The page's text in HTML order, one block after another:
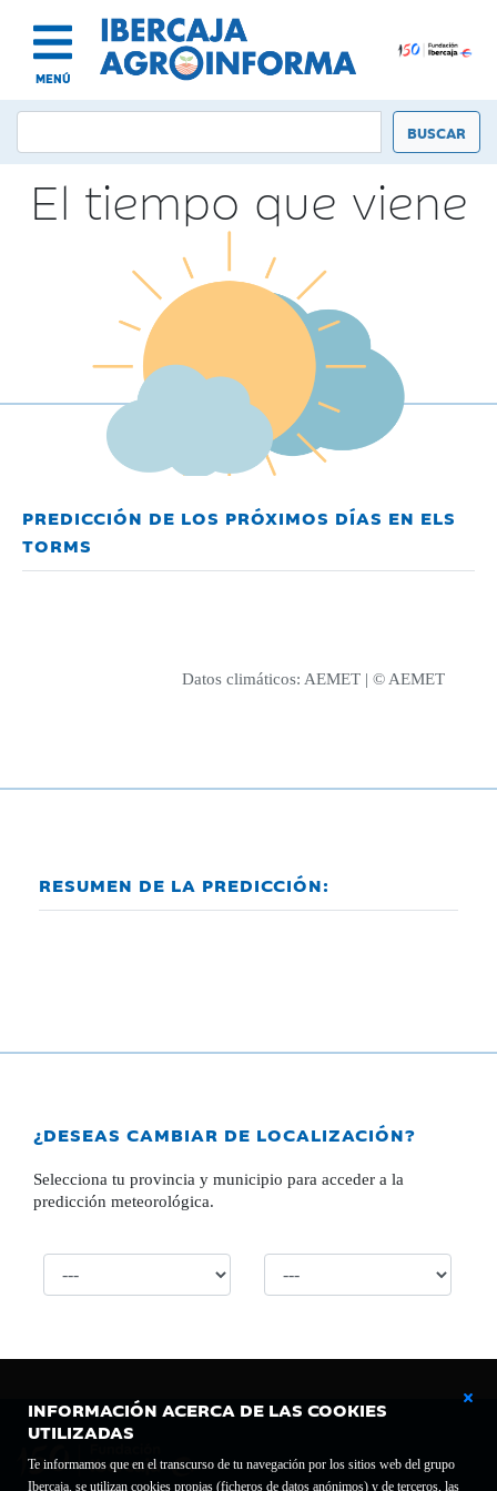
MENÚ
INFORMACIÓN ACERCA DE LAS COOKIES
UTILIZADAS
Te informamos que en el transcurso de tu navegación por los sitios web del grupo
Ibercaja, se utilizan cookies propias (ficheros de datos anónimos) y de terceros, las
El tiempo que viene
PREDICCIÓN DE LOS PRÓXIMOS DÍAS EN ELS
TORMS
Datos climáticos: AEMET | © AEMET
RESUMEN DE LA PREDICCIÓN:
¿DESEAS CAMBIAR DE LOCALIZACIÓN?
Selecciona tu provincia y municipio para acceder a la
predicción meteorológica.